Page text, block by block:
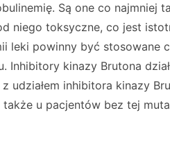
Są one co najmniej
niego toksyczne, co jest
leki powinny być stosowane
Inhibitory kinazy Brutona
udziałem inhibitora kinazy
także u pacjentów bez tej